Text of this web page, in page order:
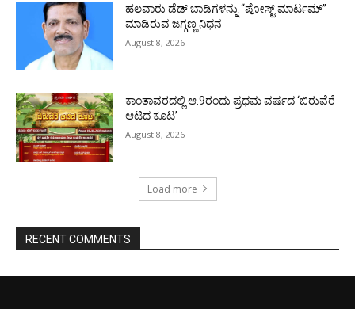
ಹಲವಾರು ಡೆಡ್ ಬಾಡಿಗಳನ್ನು “ಪೋಸ್ಟ್ ಮಾರ್ಟಮ್”
ಮಾಡಿರುವ ಜಗ್ಗಣ್ಣ ನಿಧನ
August 8, 2026
ಕಾಂತಾವರದಲ್ಲಿ ಆ.9ರಂದು ಪ್ರಥಮ ವರ್ಷದ ‘ಬಿರುವೆರೆ
ಆಟಿದ ಕೂಟ’
August 8, 2026
Load more
RECENT COMMENTS